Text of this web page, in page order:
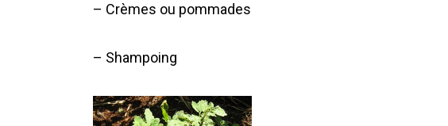
– Crèmes ou pommades
– Shampoing